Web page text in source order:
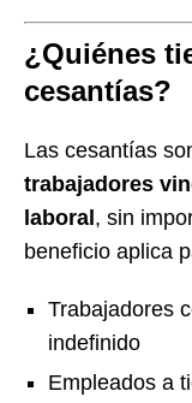
¿Quiénes
cesantías?
Las cesantías
trabajadores
laboral, sin
beneficio aplica
Trabajadores
indefinido
Empleados a